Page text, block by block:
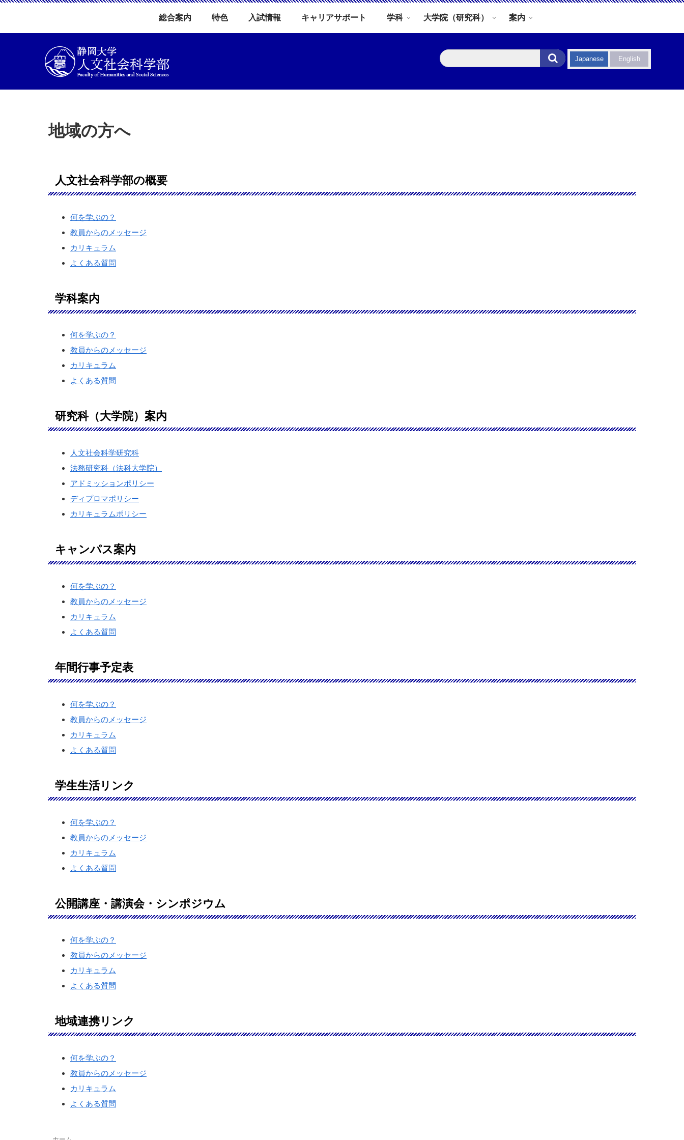
総合案内 特色 入試情報 キャリアサポート 学科 大学院（研究科） 案内
Japanese English
地域の方へ
人文社会科学部の概要
何を学ぶの？
教員からのメッセージ
カリキュラム
よくある質問
学科案内
何を学ぶの？
教員からのメッセージ
カリキュラム
よくある質問
研究科（大学院）案内
人文社会科学研究科
法務研究科（法科大学院）
アドミッションポリシー
ディプロマポリシー
カリキュラムポリシー
キャンパス案内
何を学ぶの？
教員からのメッセージ
カリキュラム
よくある質問
年間行事予定表
何を学ぶの？
教員からのメッセージ
カリキュラム
よくある質問
学生生活リンク
何を学ぶの？
教員からのメッセージ
カリキュラム
よくある質問
公開講座・講演会・シンポジウム
何を学ぶの？
教員からのメッセージ
カリキュラム
よくある質問
地域連携リンク
何を学ぶの？
教員からのメッセージ
カリキュラム
よくある質問